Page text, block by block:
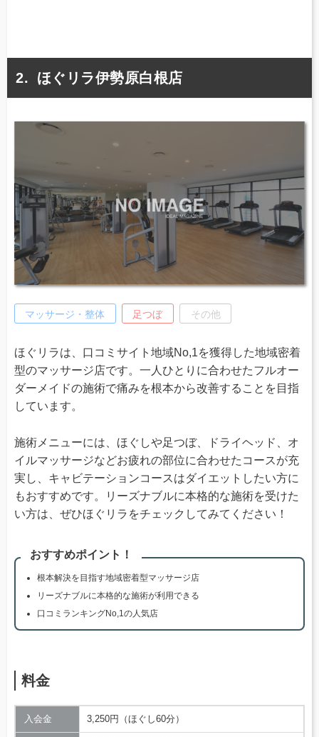
ほぐリラ伊勢原白根店
マッサージ・整体 足つぼ その他
ほぐリラは、口コミサイト地域No,1を獲得した地域密着
型のマッサージ店です。一人ひとりに合わせたフルオー
ダーメイドの施術で痛みを根本から改善することを目指
しています。
施術メニューには、ほぐしや足つぼ、ドライヘッド、オ
イルマッサージなどお疲れの部位に合わせたコースが充
実し、キャビテーションコースはダイエットしたい方に
もおすすめです。リーズナブルに本格的な施術を受けた
い方は、ぜひほぐリラをチェックしてみてください！
おすすめポイント！
根本解決を目指す地域密着型マッサージ店
リーズナブルに本格的な施術が利用できる
口コミランキングNo,1の人気店
料金
入会金 3,250円（ほぐし60分）